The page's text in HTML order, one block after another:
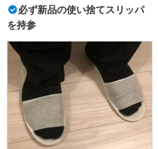
必ず新品の使い捨てスリッパ
を持参